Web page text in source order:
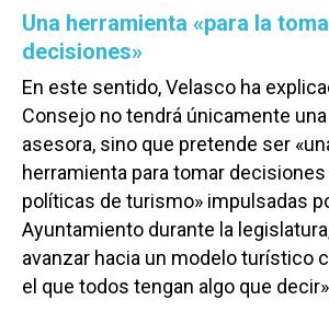
Una herramienta «para la
decisiones»
En este sentido, Velasco ha
Consejo no tendrá únicamente
asesora, sino que pretende ser
herramienta para tomar
políticas de turismo» impulsadas
Ayuntamiento durante la
avanzar hacia un modelo turístico
el que todos tengan algo que